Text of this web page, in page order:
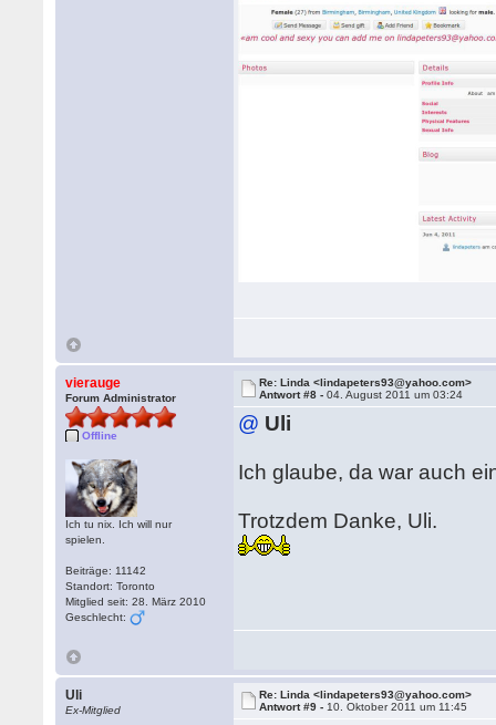
vierauge
Forum Administrator
Offline
Ich tu nix. Ich will nur
spielen.
Beiträge: 11142
Standort: Toronto
Mitglied seit: 28. März 2010
Geschlecht:
Re: Linda <lindapeters93@yahoo.com>
Antwort #8 -04. August 2011 um 03:24
@ Uli
Ich glaube, da war auch
Trotzdem Danke, Uli.
Uli
Ex-Mitglied
Re: Linda <lindapeters93@yahoo.com>
Antwort #9 - 10. Oktober 2011 um 11:45